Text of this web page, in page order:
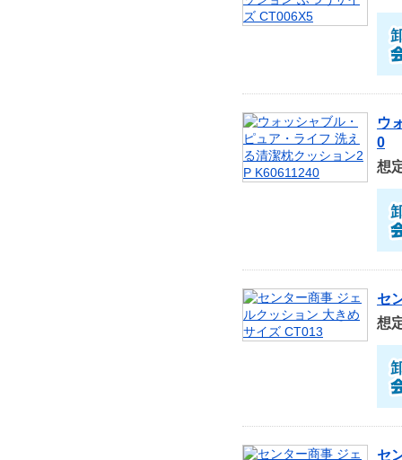
ウ
0
想
セ
想
セ